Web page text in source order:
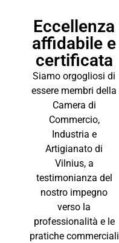
Eccellenza
affidabile e
certificata
Siamo orgogliosi di
essere membri della
Camera di
Commercio,
Industria e
Artigianato di
Vilnius, a
testimonianza del
nostro impegno
verso la
professionalità e le
pratiche commerciali